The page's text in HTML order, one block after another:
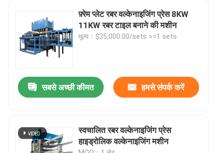
गुणवत्ता नियंत्रण
संपर्क करें
समाचार
रबर प्रक्रिया मशीन
फ़्रेम प्लेट रबर वल्केनाइजिंग प्रेस 8KW
11KW रबर टाइल बनाने की मशीन
मूल्य：$35,000.00/sets >=1 sets
सबसे अच्छी कीमत हमसे संपर्क करें
स्वचालित रबर वल्केनाइजिंग प्रेस
हाइड्रोलिक वल्केनाइजिंग मशीन